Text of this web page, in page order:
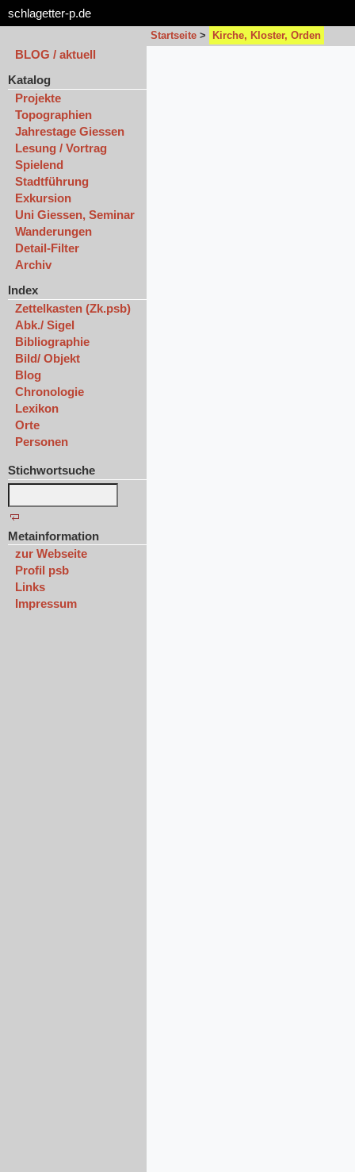
schlagetter-p.de
Startseite > Kirche, Kloster, Orden
BLOG / aktuell
Katalog
Projekte
Topographien
Jahrestage Giessen
Lesung / Vortrag
Spielend
Stadtführung
Exkursion
Uni Giessen, Seminar
Wanderungen
Detail-Filter
Archiv
Index
Zettelkasten (Zk.psb)
Abk./ Sigel
Bibliographie
Bild/ Objekt
Blog
Chronologie
Lexikon
Orte
Personen
Stichwortsuche
Metainformation
zur Webseite
Profil psb
Links
Impressum